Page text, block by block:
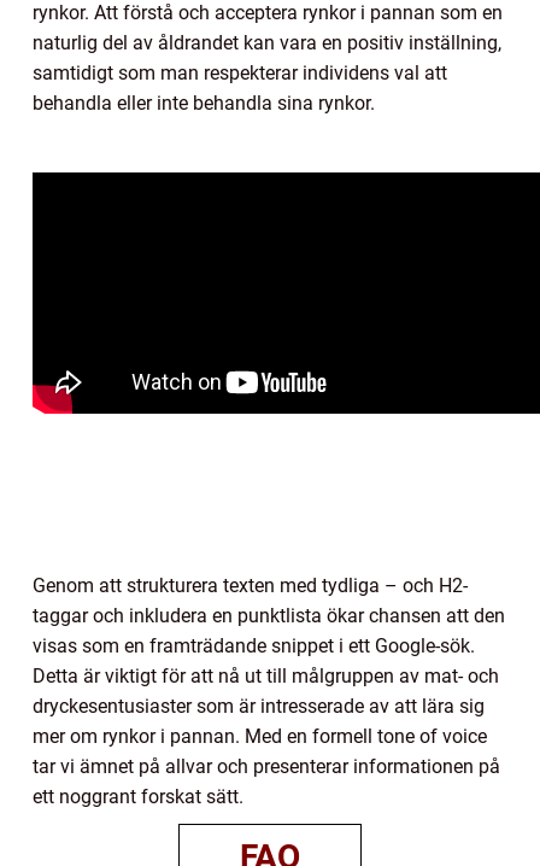
rynkor. Att förstå och acceptera rynkor i pannan som en
naturlig del av åldrandet kan vara en positiv inställning,
samtidigt som man respekterar individens val att
behandla eller inte behandla sina rynkor.
Genom att strukturera texten med tydliga – och H2-
taggar och inkludera en punktlista ökar chansen att den
visas som en framträdande snippet i ett Google-sök.
Detta är viktigt för att nå ut till målgruppen av mat- och
dryckesentusiaster som är intresserade av att lära sig
mer om rynkor i pannan. Med en formell tone of voice
tar vi ämnet på allvar och presenterar informationen på
ett noggrant forskat sätt.
FAQ